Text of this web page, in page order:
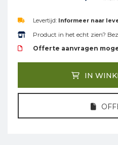
Levertijd: Informeer naar
Product in het echt zien?
Offerte aanvragen
IN